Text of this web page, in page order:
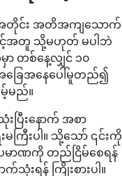
အတိုင်း အတိအကျသောက်
နှင့်အတူ သို့မဟုတ် မပါဘဲ
ာ တစ်နေ့လျှင် ၁၀
ြေအနေပေါ်မူတည်၍
မည်။
ပြီးနောက် အစာ
မကြီးပါ။ သို့သော် ၎င်းကို
မာဏကို တည်ငြိမ်စေရန်
းရန် ကြိုးစားပါ။